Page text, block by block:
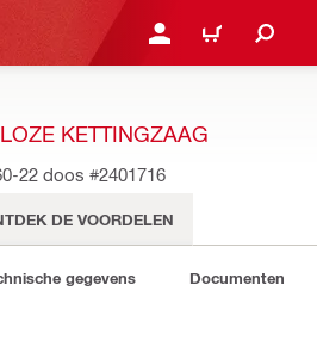
LOG IN OF REGISTREER
WINKELWAGEN
KETTINGZAAG
22 doos #2401716
DE VOORDELEN
gegevens Documenten